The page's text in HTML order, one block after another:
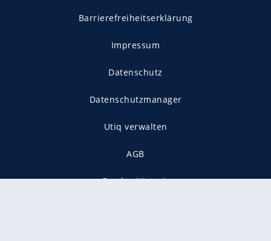
Barrierefreiheitserklärung
Impressum
Datenschutz
Datenschutzmanager
Utiq verwalten
AGB
Gender-Hinweis